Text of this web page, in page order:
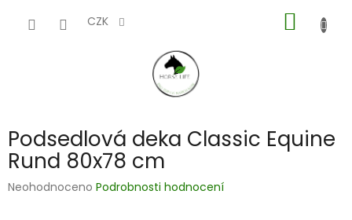
CZK
KOŠÍK
Podsedlová deka Classic Equine
Rund 80x78 cm
Průměrné
Neohodnoceno Podrobnosti hodnocení